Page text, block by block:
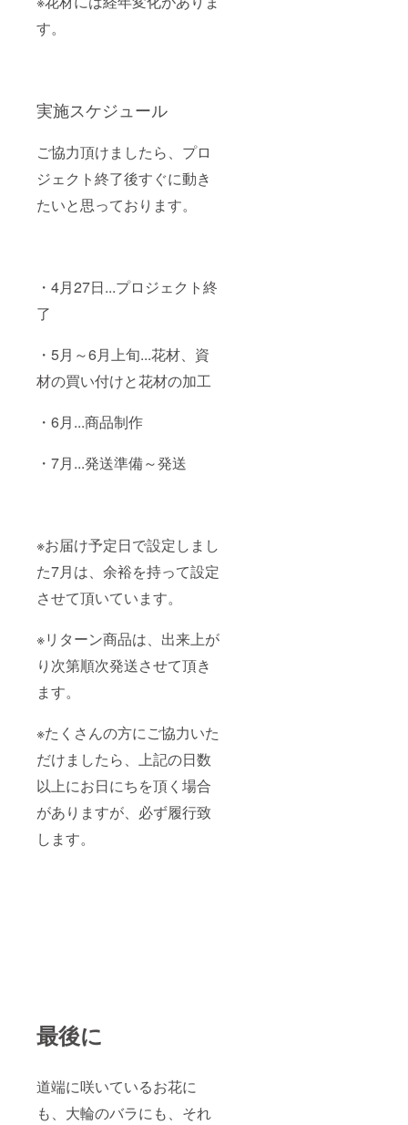
す。
実施スケジュール
ご協力頂けましたら、プロ
ジェクト終了後すぐに動き
たいと思っております。
・4月27日...プロジェクト終
了
・5月～6月上旬...花材、資
材の買い付けと花材の加工
・6月...商品制作
・7月...発送準備～発送
※お届け予定日で設定しまし
た7月は、余裕を持って設定
させて頂いています。
※リターン商品は、出来上が
り次第順次発送させて頂き
ます。
※たくさんの方にご協力いた
だけましたら、上記の日数
以上にお日にちを頂く場合
がありますが、必ず履行致
します。
最後に
道端に咲いているお花に
も、大輪のバラにも、それ